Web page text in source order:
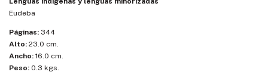
Eudeba
Páginas: 344
Alto: 23.0 cm.
Ancho: 16.0 cm.
Peso: 0.3 kgs.